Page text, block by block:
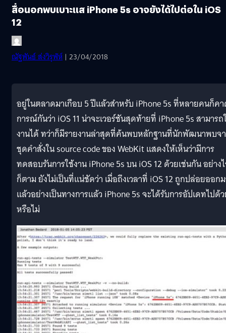
สื่อนอกพบเบาะแส iPhone 5s อาจยังได้ไปต่อใน iOS
12
ณัฐพันธ์ ส่งวิรุฬห์ | 23/04/2018
อยู่ในตลาดมาเกือบ 5 ปีแล้วสำหรับ iPhone 5s ที่หลายคนก็ค
การณ์กันว่า iOS 11 น่าจะเวอร์ชันสุดท้ายที่ iPhone 5s สามารถ
งานได้ ทว่าก็มีรายงานล่าสุดที่ค้นพบหลักฐานที่นักพัฒนาพบจ
ชุดคำสั่งใน source code ของ WebKit แสดงให้เห็นว่ามีการ
ทดสอบรันการใช้งาน iPhone 5s บน iOS 12 ด้วยเช่นกัน อย่าง
ก็ตาม ยังไม่เป็นที่แน่ชัดว่า เมื่อถึงเวลาที่ iOS 12 ถูกปล่อยออก
แล้วอย่างเป็นทางการแล้ว iPhone 5s จะได้รับการอัปเดทไปด้
หรือไม่